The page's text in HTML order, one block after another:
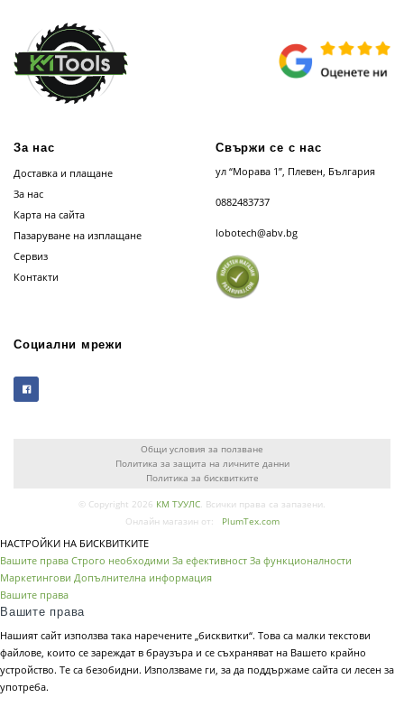
За нас
Доставка и плащане
За нас
Карта на сайта
Пазаруване на изплащане
Сервиз
Контакти
Свържи се с нас
ул “Морава 1”, Плевен, България
0882483737
lobotech@abv.bg
Социални мрежи
Общи условия за ползване
Политика за защита на личните данни
Политика за бисквитките
© Copyright 2026 КМ ТУУЛС . Всички права са запазени.
Онлайн магазин от:
PlumTex.com
НАСТРОЙКИ НА БИСКВИТКИТЕ
Вашите права Строго необходими За ефективност За функционалности
Маркетингови Допълнителна информация
Вашите права
Вашите права
Нашият сайт използва така наречените „бисквитки“. Това са малки текстови
файлове, които се зареждат в браузъра и се съхраняват на Вашето крайно
устройство. Те са безобидни. Използваме ги, за да поддържаме сайта си лесен за
употреба.